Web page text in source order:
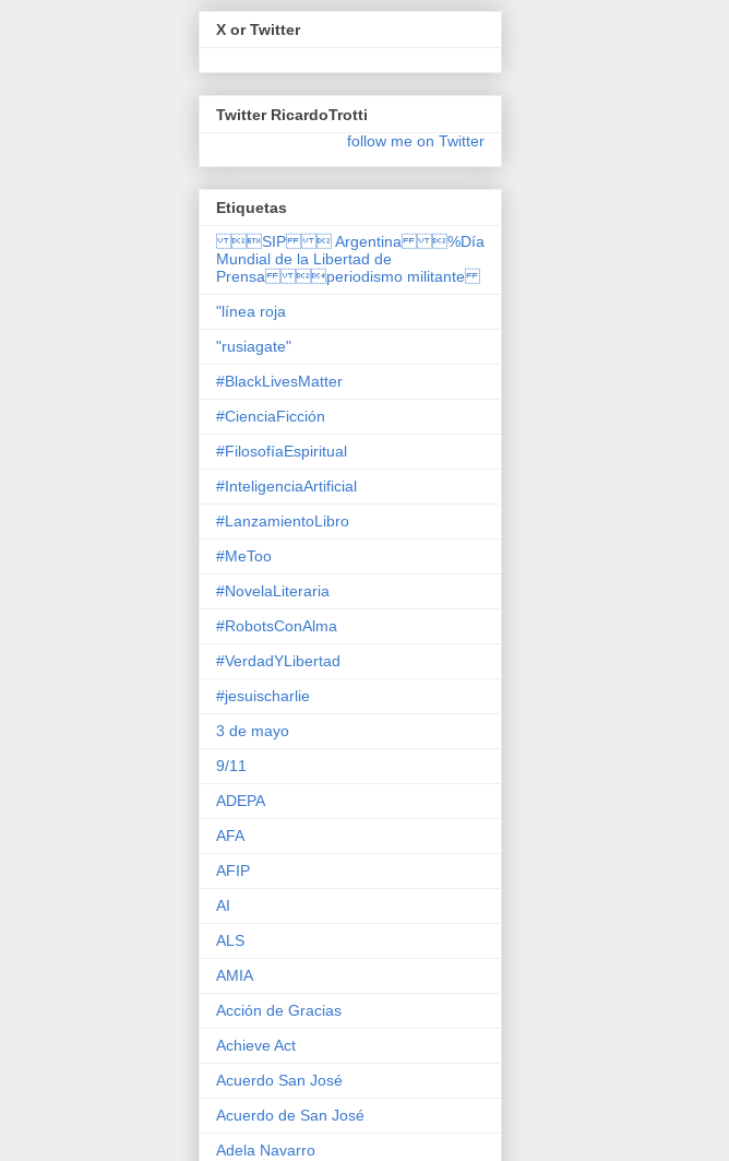
X or Twitter
Twitter RicardoTrotti
follow me on Twitter
Etiquetas
SIP  Argentina %Día
Mundial de la Libertad de
Prensa periodismo militante
"línea roja
"rusiagate"
#BlackLivesMatter
#CienciaFicción
#FilosofíaEspiritual
#InteligenciaArtificial
#LanzamientoLibro
#MeToo
#NovelaLiteraria
#RobotsConAlma
#VerdadYLibertad
#jesuischarlie
3 de mayo
9/11
ADEPA
AFA
AFIP
AI
ALS
AMIA
Acción de Gracias
Achieve Act
Acuerdo San José
Acuerdo de San José
Adela Navarro